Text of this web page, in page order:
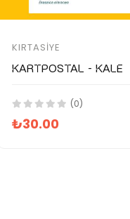
KIRTASIYE
Kartpostal - Kale
(0)
₺30.00